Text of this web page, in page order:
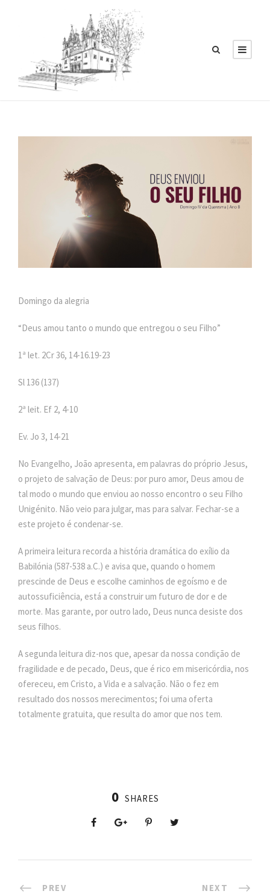
Domingo da alegria
“Deus amou tanto o mundo que entregou o seu Filho”
1ª let. 2Cr 36, 14-16.19-23
Sl 136 (137)
2ª leit. Ef 2, 4-10
Ev. Jo 3, 14-21
No Evangelho, João apresenta, em palavras do próprio Jesus,
o projeto de salvação de Deus: por puro amor, Deus amou de
tal modo o mundo que enviou ao nosso encontro o seu Filho
Unigénito. Não veio para julgar, mas para salvar. Fechar-se a
este projeto é condenar-se.
A primeira leitura recorda a história dramática do exílio da
Babilónia (587-538 a.C.) e avisa que, quando o homem
prescinde de Deus e escolhe caminhos de egoísmo e de
autossuficiência, está a construir um futuro de dor e de
morte. Mas garante, por outro lado, Deus nunca desiste dos
seus filhos.
A segunda leitura diz-nos que, apesar da nossa condição de
fragilidade e de pecado, Deus, que é rico em misericórdia, nos
ofereceu, em Cristo, a Vida e a salvação. Não o fez em
resultado dos nossos merecimentos; foi uma oferta
totalmente gratuita, que resulta do amor que nos tem.
0 SHARES
PREV NEXT